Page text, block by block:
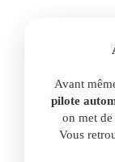
Avant
pilote
on met
Vous